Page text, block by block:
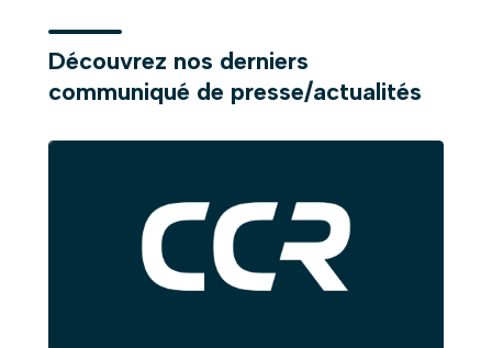
Découvrez nos derniers
communiqué de presse/actualités